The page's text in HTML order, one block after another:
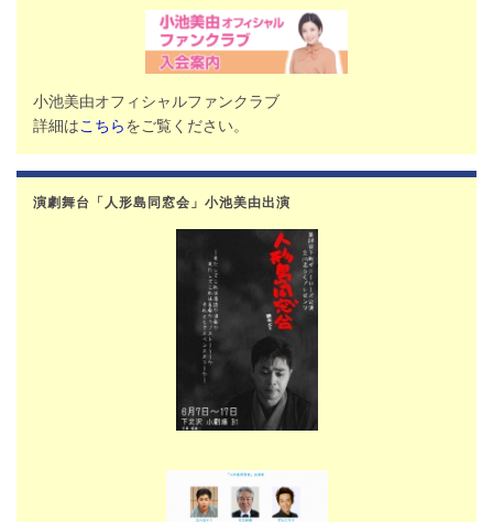
小池美由オフィシャルファンクラブ
詳細はこちらをご覧ください。
演劇舞台「人形島同窓会」小池美由出演